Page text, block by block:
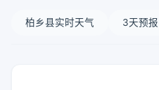
柏乡县实时天气 3天预报